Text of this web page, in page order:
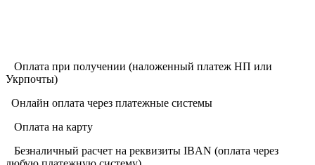
Оплата при получении (наложенный платеж НП или
Укрпочты)
Онлайн оплата через платежные системы
Оплата на карту
Безналичный расчет на реквизиты IBAN (оплата через